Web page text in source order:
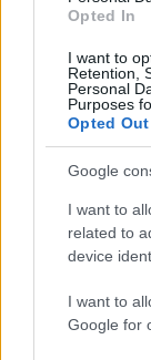
Opted In
I want to
Retention,
Personal
Purposes
Opted Out
Google
I want to
related to
device
I want to
Google for
ΑΣΕΠ:
μέρες